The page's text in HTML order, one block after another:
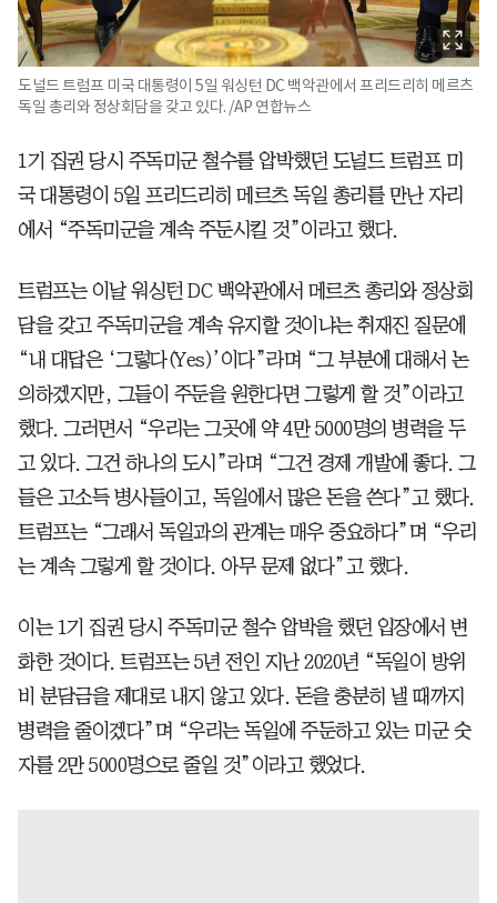
도널드 트럼프 미국 대통령이 5일 워싱턴 DC 백악관에서 프리드리히 메르츠
독일 총리와 정상회담을 갖고 있다. /AP 연합뉴스
1기 집권 당시 주독미군 철수를 압박했던 도널드 트럼프 미
국 대통령이 5일 프리드리히 메르츠 독일 총리를 만난 자리
에서 “주독미군을 계속 주둔시킬 것”이라고 했다.
트럼프는 이날 워싱턴 DC 백악관에서 메르츠 총리와 정상회
담을 갖고 주독미군을 계속 유지할 것이냐는 취재진 질문에
“내 대답은 ‘그렇다(Yes)’이다”라며 “그 부분에 대해서 논
의하겠지만, 그들이 주둔을 원한다면 그렇게 할 것”이라고
했다. 그러면서 “우리는 그곳에 약 4만 5000명의 병력을 두
고 있다. 그건 하나의 도시”라며 “그건 경제 개발에 좋다. 그
들은 고소득 병사들이고, 독일에서 많은 돈을 쓴다”고 했다.
트럼프는 “그래서 독일과의 관계는 매우 중요하다”며 “우리
는 계속 그렇게 할 것이다. 아무 문제 없다”고 했다.
이는 1기 집권 당시 주독미군 철수 압박을 했던 입장에서 변
화한 것이다. 트럼프는 5년 전인 지난 2020년 “독일이 방위
비 분담금을 제대로 내지 않고 있다. 돈을 충분히 낼 때까지
병력을 줄이겠다”며 “우리는 독일에 주둔하고 있는 미군 숫
자를 2만 5000명으로 줄일 것”이라고 했었다.